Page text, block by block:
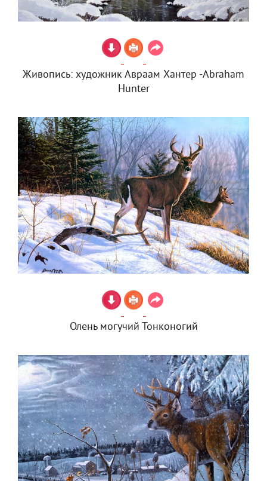
Живопись: художник Авраам Хантер -Abraham
Hunter
Олень могучий Тонконогий